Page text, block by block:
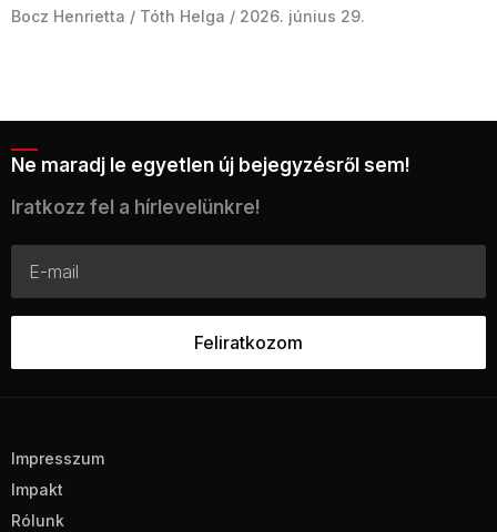
Bocz Henrietta Tóth Helga 2026. június 29.
Ne maradj le egyetlen új bejegyzésről sem!
Iratkozz fel a hírlevelünkre!
Impresszum
Impakt
Rólunk